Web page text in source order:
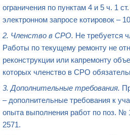
ограничения по пунктам 4 и 5 ч. 1
электронном запросе котировок –
2. Членство в СРО. Не требуется
Работы по текущему ремонту не
реконструкции или капремонту
которых членство в СРО
3. Дополнительные требования.
– дополнительные требования к
опыта выполнения работ по поз.
2571.